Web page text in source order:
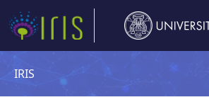
IRIS